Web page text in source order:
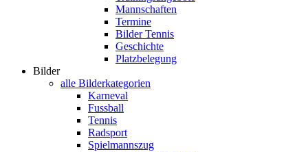
Mannschaften
Termine
Bilder Tennis
Geschichte
Platzbelegung
Bilder
alle Bilderkategorien
Karneval
Fussball
Tennis
Radsport
Spielmannszug